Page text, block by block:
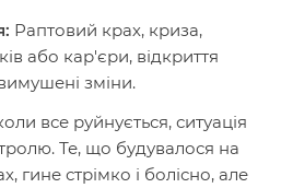
Раптовий крах, криза,
або кар'єри, відкриття
зміни.
все руйнується, ситуація
Те, що будувалося на
гине стрімко і болісно, але